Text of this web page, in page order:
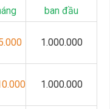
ban đầu
1.000.000
1.000.000